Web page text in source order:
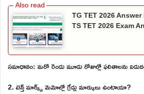
TG TET 2026
TS TET 2026 Exam
సమాధానం: మరో రెండు మూడు రోజుల్లో ఫలితాలను
2. టెన్త్ మార్క్స్ మెమోల్లో గ్రేడ్లు మార్కులు ఉంటాయా?